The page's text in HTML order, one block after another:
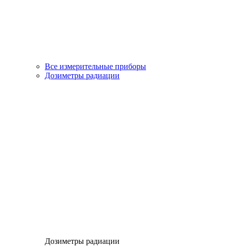
Все измерительные приборы
Дозиметры радиации
Дозиметры радиации